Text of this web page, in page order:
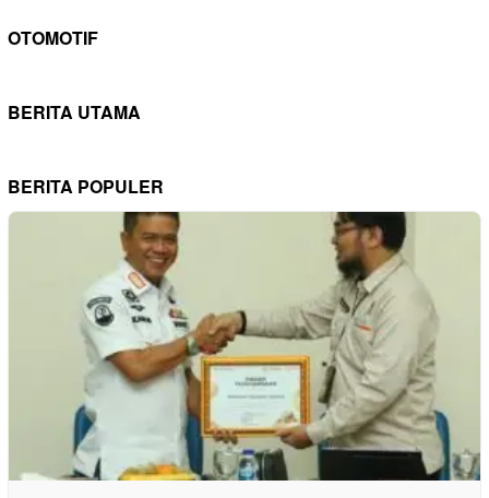
OTOMOTIF
BERITA UTAMA
BERITA POPULER